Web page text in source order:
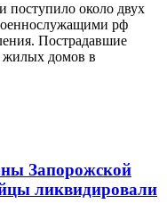
около двух
рф
Пострадавшие
жилых домов в
Запорожской
ликвидировали